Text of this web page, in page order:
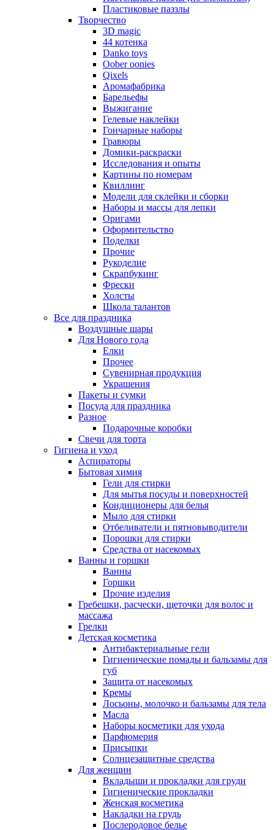
Пластиковые паззлы
Творчество
3D magic
44 котенка
Danko toys
Oober oonies
Qixels
Аромафабрика
Барельефы
Выжигание
Гелевые наклейки
Гончарные наборы
Гравюры
Домики-раскраски
Исследования и опыты
Картины по номерам
Квиллинг
Модели для склейки и сборки
Наборы и массы для лепки
Оригами
Оформительство
Поделки
Прочие
Рукоделие
Скрапбукинг
Фрески
Холсты
Школа талантов
Все для праздника
Воздушные шары
Для Нового года
Елки
Прочее
Сувенирная продукция
Украшения
Пакеты и сумки
Посуда для праздника
Разное
Подарочные коробки
Свечи для торта
Гигиена и уход
Аспираторы
Бытовая химия
Гели для стирки
Для мытья посуды и поверхностей
Кондиционеры для белья
Мыло для стирки
Отбеливатели и пятновыводители
Порошки для стирки
Средства от насекомых
Ванны и горшки
Ванны
Горшки
Прочие изделия
Гребешки, расчески, щеточки для волос и
массажа
Грелки
Детская косметика
Антибактериальные гели
Гигиенические помады и бальзамы для
губ
Защита от насекомых
Кремы
Лосьоны, молочко и бальзамы для тела
Масла
Наборы косметики для ухода
Парфюмерия
Присыпки
Солнцезащитные средства
Для женщин
Вкладыши и прокладки для груди
Гигиенические прокладки
Женская косметика
Накладки на грудь
Послеродовое белье